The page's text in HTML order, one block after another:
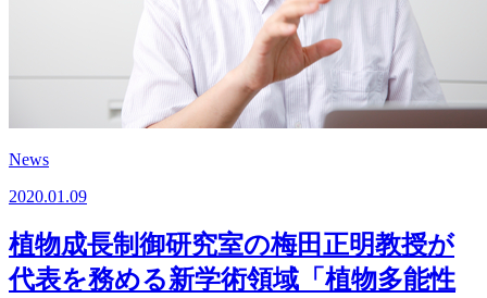
News
2020.01.09
植物成長制御研究室の梅田正明教授が
代表を務める新学術領域「植物多能性